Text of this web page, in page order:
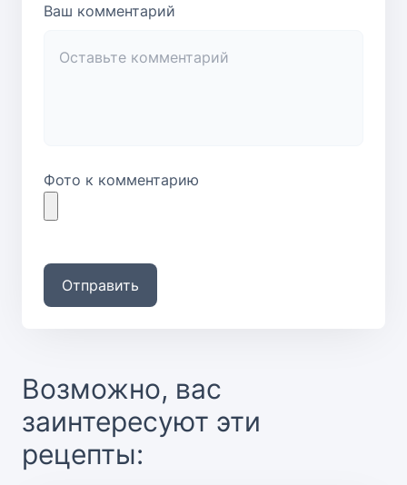
Ваш комментарий
Фото к комментарию
Отправить
Возможно, вас
заинтересуют эти
рецепты: